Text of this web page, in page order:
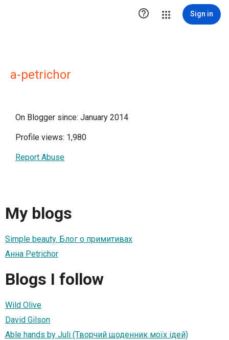
 Sign in
a-petrichor
On Blogger since: January 2014
Profile views: 1,980
Report Abuse
My blogs
Simple beauty. Блог о примитивах
Анна Petrichor
Blogs I follow
Wild Olive
David Gilson
Able hands by Juli (Творчий щоденник моїх ідей)